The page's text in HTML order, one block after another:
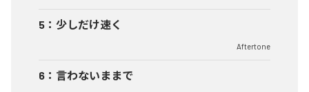
5 ： 少しだけ速く
Aftertone
6 ： 言わないままで